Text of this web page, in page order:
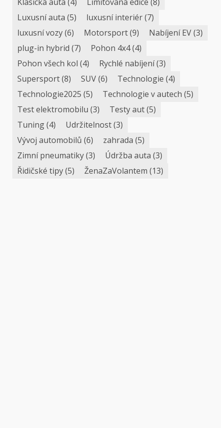
Klasická auta (4) Limitovaná edice (8)
Luxusní auta (5) luxusní interiér(7)
luxusní vozy(6) Motorsport(9) Nabíjení EV(3)
plug-in hybrid (7) Pohon 4x4(4)
Pohon všech kol (4) Rychlé nabíjení(3)
Supersport(8) SUV(6) Technologie (4)
Technologie2025 (5) Technologie v autech (5)
Test elektromobilu (3) Testy aut(5)
Tuning(4) Udržitelnost(3)
Vývoj automobilů (6) zahrada (5)
Zimní pneumatiky(3) Údržba auta (3)
Řidičské tipy(5) ŽenaZaVolantem (13)